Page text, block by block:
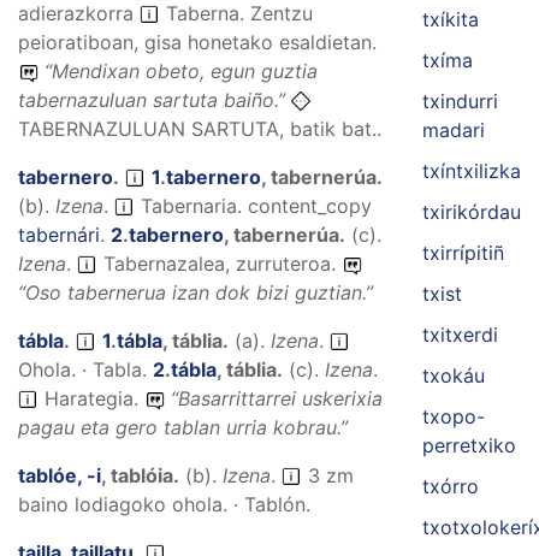
adierazkorra
Taberna. Zentzu
peioratiboan, gisa honetako esaldietan.
“Mendixan obeto, egun guztia
tabernazuluan sartuta baiño.”
TABERNAZULUAN SARTUTA, batik bat..
tabernero. 1.tabernero, tabernerúa.
(b). Izena. Tabernaria. content_copy
tabernári. 2.tabernero, tabernerúa. (c).
Izena.
Tabernazalea, zurruteroa.
“Oso tabernerua izan dok bizi guztian.”
tábla. 1.tábla, táblia. (a). Izena.
Ohola. · Tabla. 2.tábla, táblia. (c). Izena.
Harategia.
“Basarrittarrei uskerixia
pagau eta gero tablan urria kobrau.”
tablóe, -i, tablóia. (b). Izena.
3 zm
baino lodiagoko ohola. · Tablón.
txíkita
txíma
txindurri
madari
txíntxilizka
txirikórdau
txirrípitiñ
txist
txitxerdi
txokáu
txopo-
perretxiko
txórro